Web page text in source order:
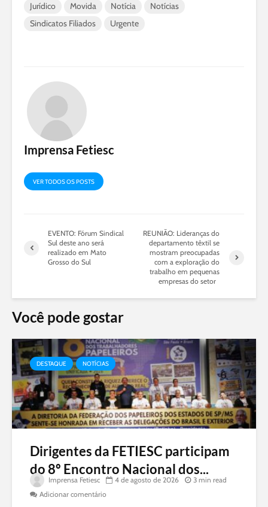
Jurídico
Movida Notícia
Notícias
Sindicatos Filiados
Urgente
Imprensa Fetiesc
VER TODOS OS POSTS
EVENTO: Fórum Sindical
Sul deste ano será
realizado em Mato
Grosso do Sul
REUNIÃO: Lideranças do
departamento têxtil se
mostram preocupadas
com a exploração do
trabalho em pequenas
empresas do setor
Você pode gostar
DESTAQUE NOTÍCIAS
Dirigentes da FETIESC participam
do 8º Encontro Nacional dos...
Imprensa Fetiesc 4 de agosto de 2026
3 min read
Adicionar comentário